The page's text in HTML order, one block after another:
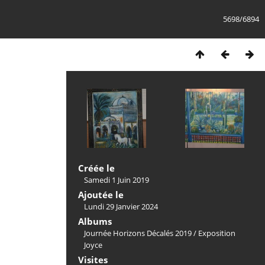
5698/6894
Créée le
Samedi 1 Juin 2019
Ajoutée le
Lundi 29 Janvier 2024
Albums
Journée Horizons Décalés 2019/ Exposition
Joyce
Visites